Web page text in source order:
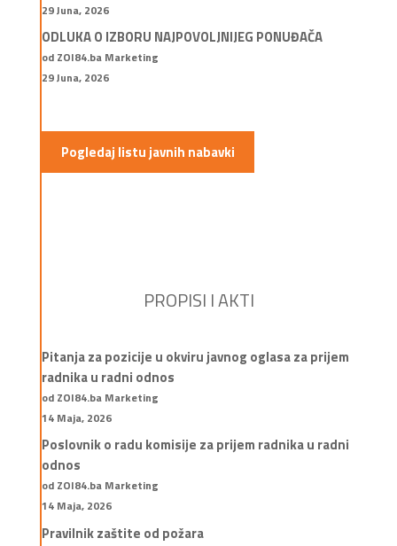
29 Juna, 2026
ODLUKA O IZBORU NAJPOVOLJNIJEG PONUĐAČA
od ZOI84.ba Marketing
29 Juna, 2026
Pogledaj listu javnih nabavki
PROPISI I AKTI
Pitanja za pozicije u okviru javnog oglasa za prijem
radnika u radni odnos
od ZOI84.ba Marketing
14 Maja, 2026
Poslovnik o radu komisije za prijem radnika u radni
odnos
od ZOI84.ba Marketing
14 Maja, 2026
Pravilnik zaštite od požara